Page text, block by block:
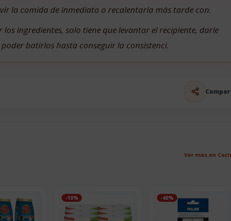
la comida de inmediato o recalentarla más tarde con.
ingredientes, solo tiene que levantar el recipiente, darle
batirlos hasta conseguir la consistenci.
Ver mas en
-10% -40%